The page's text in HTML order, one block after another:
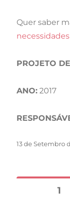
Quer saber
PROJETO
ANO: 2017
Publicado
13 de Setembro
Paginação
PÁGINA1